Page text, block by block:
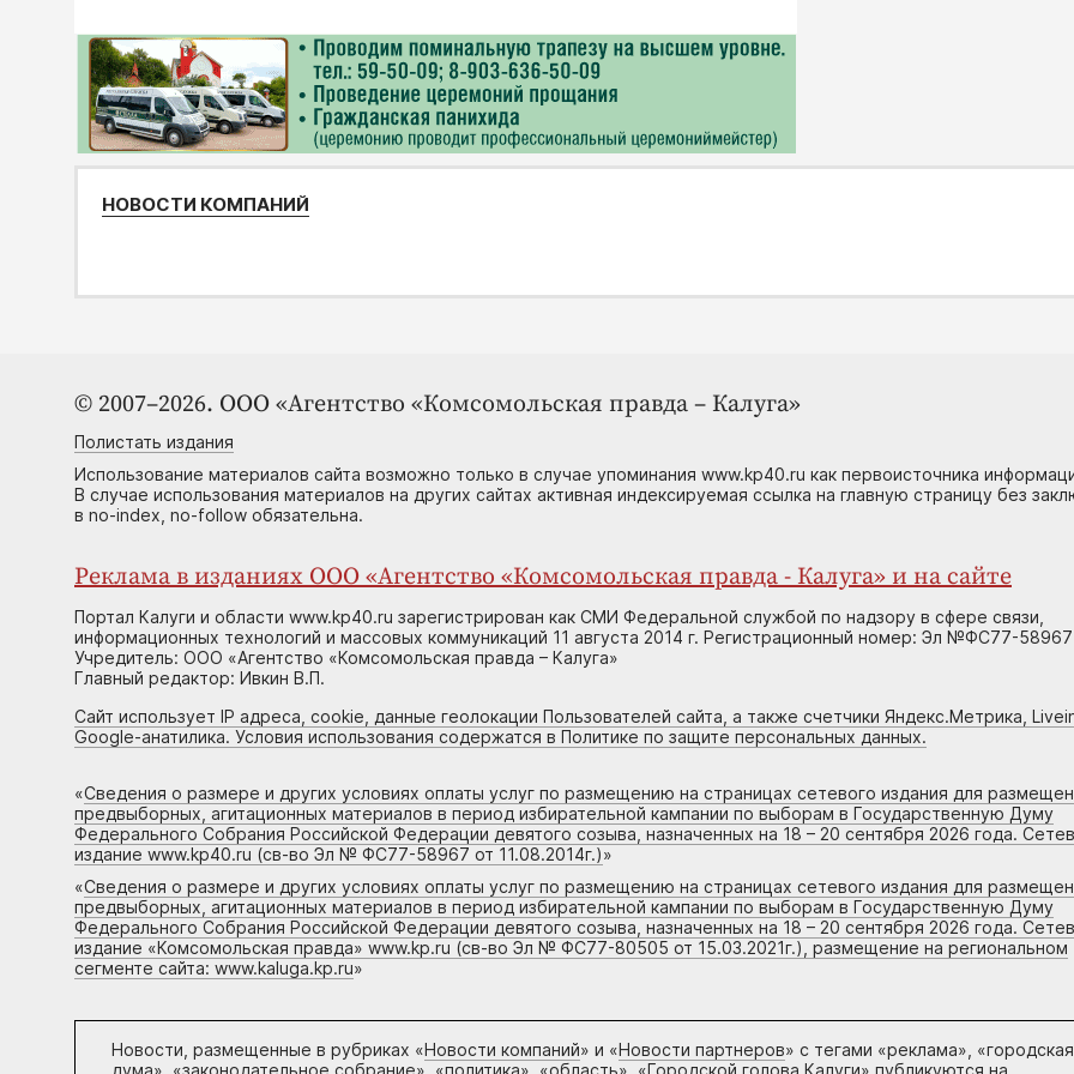
НОВОСТИ КОМПАНИЙ
© 2007–2026. ООО «Агентство «Комсомольская правда – Калуга»
Полистать издания
Использование материалов сайта возможно только в случае упоминания www.kp40.ru как первоисточника
В случае использования материалов на других сайтах активная индексируемая ссылка на главную страницу без
в no-index, no-follow обязательна.
Реклама в изданиях ООО «Агентство «Комсомольская правда - Калуга» и на сайте
Портал Калуги и области www.kp40.ru зарегистрирован как СМИ Федеральной службой по надзору в сфере связи,
информационных технологий и массовых коммуникаций 11 августа 2014 г. Регистрационный номер: Эл №ФС77-58967
Учредитель: ООО «Агентство «Комсомольская правда – Калуга»
Главный редактор: Ивкин В.П.
Сайт использует IP адреса, cookie, данные геолокации Пользователей сайта, а также счетчики Яндекс.Метрика,
Google-анатилика. Условия использования содержатся в Политике по защите персональных данных.
«Сведения о размере и других условиях оплаты услуг по размещению на страницах сетевого издания для
предвыборных, агитационных материалов в период избирательной кампании по выборам в Государственную Думу
Федерального Собрания Российской Федерации девятого созыва, назначенных на 18 – 20 сентября 2026 года.
издание www.kp40.ru (св-во Эл № ФС77-58967 от 11.08.2014г.)»
«Сведения о размере и других условиях оплаты услуг по размещению на страницах сетевого издания для
предвыборных, агитационных материалов в период избирательной кампании по выборам в Государственную Думу
Федерального Собрания Российской Федерации девятого созыва, назначенных на 18 – 20 сентября 2026 года.
издание «Комсомольская правда» www.kp.ru (св-во Эл № ФС77-80505 от 15.03.2021г.), размещение на региональном
сегменте сайта: www.kaluga.kp.ru»
Новости, размещенные в рубриках «Новости компаний» и «Новости партнеров» с тегами «реклама», «городская